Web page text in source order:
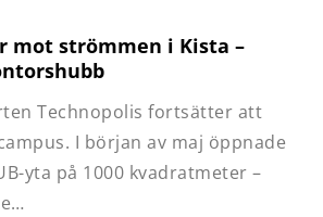
mot strömmen i Kista –
Technopolis fortsätter att
I början av maj öppnade
yta på 1000 kvadratmeter –